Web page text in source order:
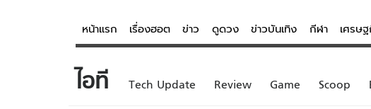
หน้าแรก เรื่องฮอต ข่าว ดูดวง ข่าวบันเทิง กีฬา เศรษ
ข่าว ดูดวง - ตรวจหวย
ไอที Tech Update Review Game Scoop